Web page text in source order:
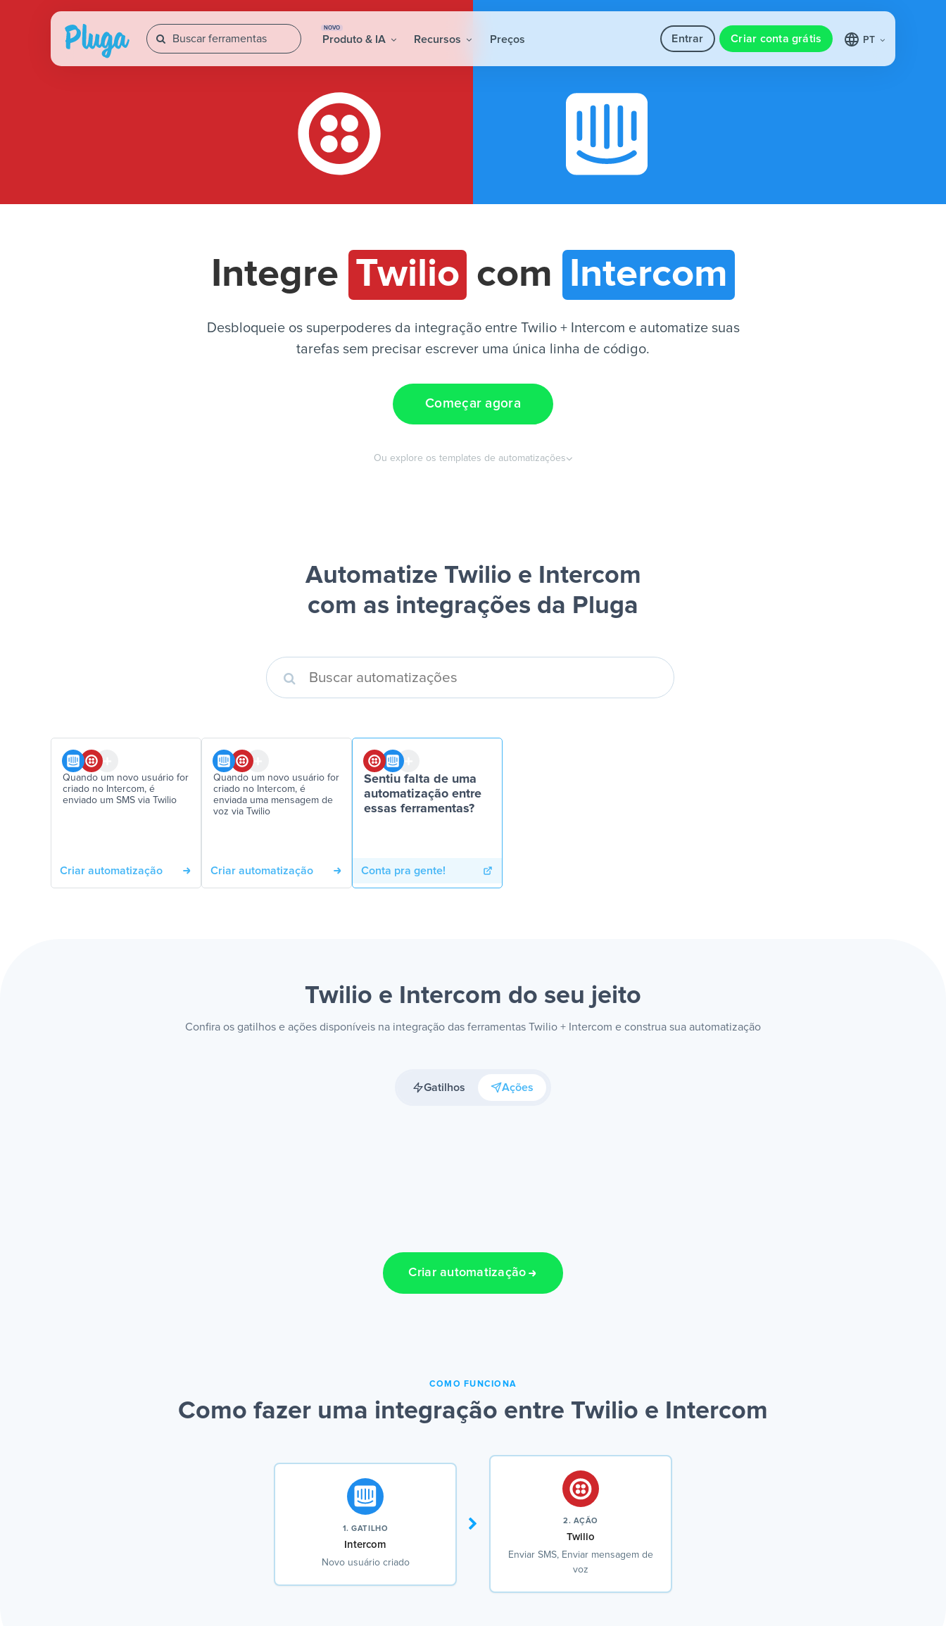
NOVO
Produto & IA Recursos Preços Entrar Criar conta grátis PT
Integre Twilio com Intercom
Desbloqueie os superpoderes da integração entre Twilio + Intercom e automatize suas
tarefas sem precisar escrever uma única linha de código.
Começar agora
Ou explore os templates de automatizações
Automatize Twilio e Intercom
com as integrações da Pluga
Quando um novo usuário for
criado no Intercom, é
enviado um SMS via Twilio
Criar automatização
Quando um novo usuário for
criado no Intercom, é
enviada uma mensagem de
voz via Twilio
Criar automatização
Sentiu falta de uma
automatização entre
essas ferramentas?
Conta pra gente!
Twilio e Intercom do seu jeito
Confira os gatilhos e ações disponíveis na integração das ferramentas Twilio + Intercom e construa sua automatização
Gatilhos Ações
Criar automatização
COMO FUNCIONA
Como fazer uma integração entre Twilio e Intercom
1. GATILHO
Intercom
Novo usuário criado
2. AÇÃO
Twilio
Enviar SMS, Enviar mensagem de
voz